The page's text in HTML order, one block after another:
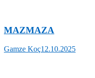
MAZMAZA
Gamze Koç12.10.2025